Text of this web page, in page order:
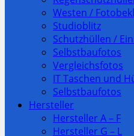
Westen /
Studioblitz
Schutzhüllen /
Selbstbaufotos
Vergleichsfotos
IT Taschen und
Selbstbaufotos
Hersteller
Hersteller A – F
Hersteller G – L